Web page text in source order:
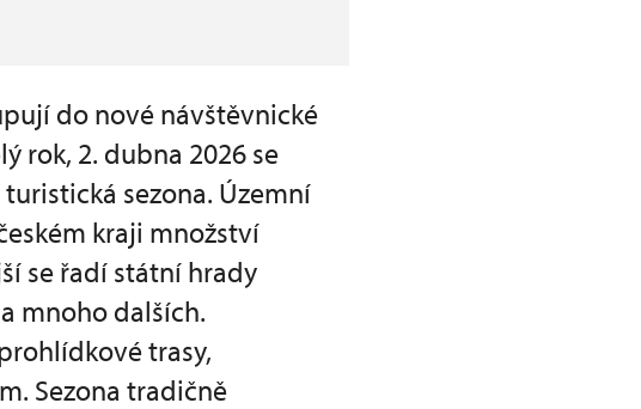
do nové návštěvnické
rok, 2. dubna 2026 se
sezona. Územní
kraji množství
se řadí státní hrady
mnoho dalších.
trasy,
Sezona tradičně